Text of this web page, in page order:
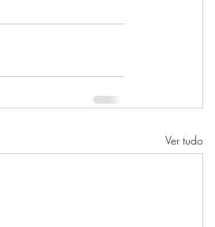
Ver tudo